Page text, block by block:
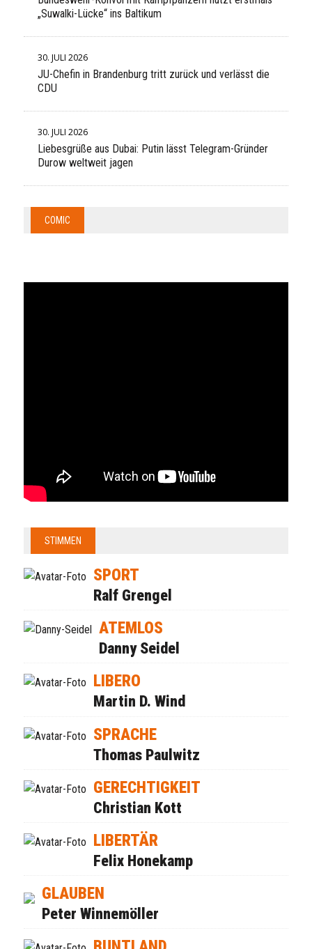
„Suwalki-Lücke“ ins Baltikum
30. JULI 2026
JU-Chefin in Brandenburg tritt zurück und verlässt die
CDU
30. JULI 2026
Liebesgrüße aus Dubai: Putin lässt Telegram-Gründer
Durow weltweit jagen
COMIC
STIMMEN
SPORT
Ralf Grengel
ATEMLOS
Danny Seidel
LIBERO
Martin D. Wind
SPRACHE
Thomas Paulwitz
GERECHTIGKEIT
Christian Kott
LIBERTÄR
Felix Honekamp
GLAUBEN
Peter Winnemöller